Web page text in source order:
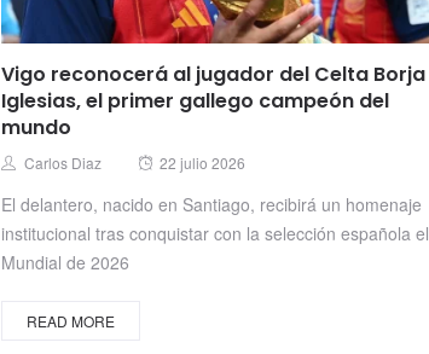
Vigo reconocerá al jugador del Celta Borja
Iglesias, el primer gallego campeón del
mundo
Author
Carlos Diaz
Posted
22 julio 2026
El delantero, nacido en Santiago, recibirá un homenaje
institucional tras conquistar con la selección española el
Mundial de 2026
READ MORE